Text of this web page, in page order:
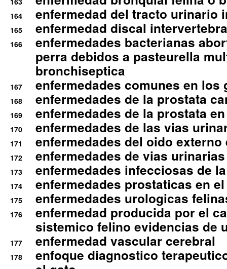
164 enfermedad del tracto urinario
165 enfermedad discal
166
enfermedades bacterianas
perra debidos a pasteurella
bronchiseptica
167 enfermedades comunes en los
168 enfermedades de la prostata
169 enfermedades de la prostata
170 enfermedades de las vias
171 enfermedades del oido
172 enfermedades de vias
173 enfermedades infecciosas de
174 enfermedades prostaticas en
175 enfermedades urologicas
176
enfermedad producida por el
sistemico felino evidencias de
177 enfermedad vascular cerebral
178
enfoque diagnostico